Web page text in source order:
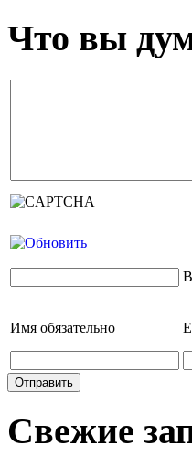
Что вы
Имя обязательно
Свежие